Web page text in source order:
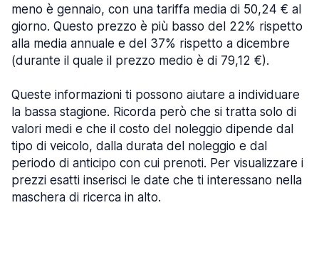
meno è gennaio, con una tariffa media di 50,24 € al
giorno. Questo prezzo è più basso del 22% rispetto
alla media annuale e del 37% rispetto a dicembre
(durante il quale il prezzo medio è di 79,12 €).
Queste informazioni ti possono aiutare a individuare
la bassa stagione. Ricorda però che si tratta solo di
valori medi e che il costo del noleggio dipende dal
tipo di veicolo, dalla durata del noleggio e dal
periodo di anticipo con cui prenoti. Per visualizzare i
prezzi esatti inserisci le date che ti interessano nella
maschera di ricerca in alto.